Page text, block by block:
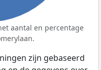
aantal en percentage
zijn gebaseerd